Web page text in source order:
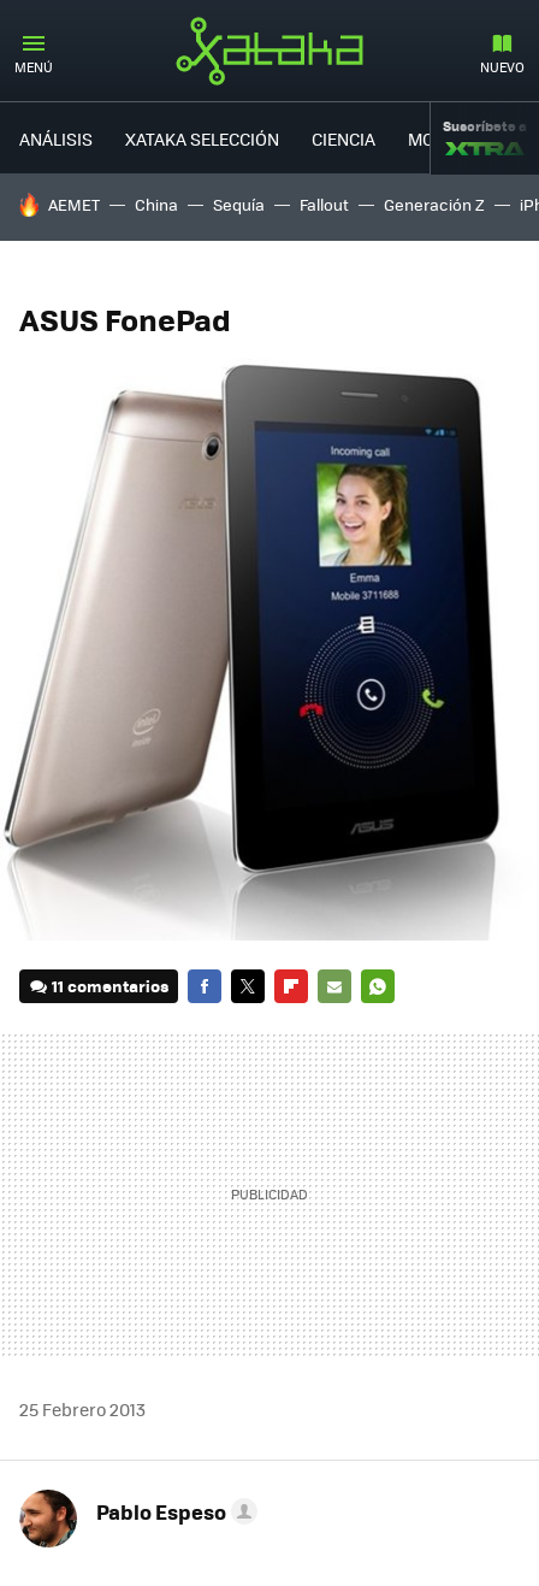
MENÚ NUEVO
ANÁLISIS XATAKA SELECCIÓN CIENCIA MOVILIDAD
Suscríbete a
HOY SE HABLA DE
AEMET China Sequía Fallout Generación Z
ASUS FonePad
11 comentarios
MAIL
25 Febrero 2013
Pablo Espeso